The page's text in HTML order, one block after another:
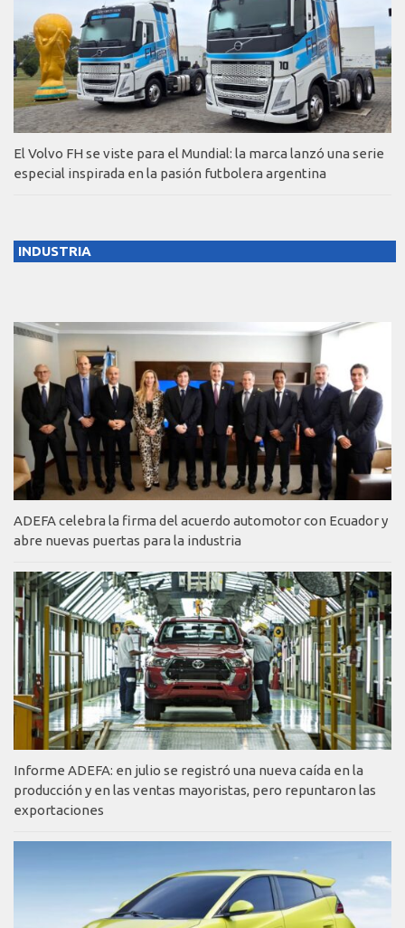
El Volvo FH se viste para el Mundial: la marca lanzó una serie
especial inspirada en la pasión futbolera argentina
INDUSTRIA
ADEFA celebra la firma del acuerdo automotor con Ecuador y
abre nuevas puertas para la industria
Informe ADEFA: en julio se registró una nueva caída en la
producción y en las ventas mayoristas, pero repuntaron las
exportaciones